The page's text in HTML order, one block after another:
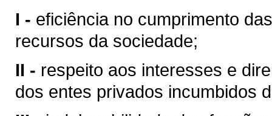
I - eficiência no cumprimento
recursos da sociedade;
II - respeito aos interesses e
dos entes privados incumbidos